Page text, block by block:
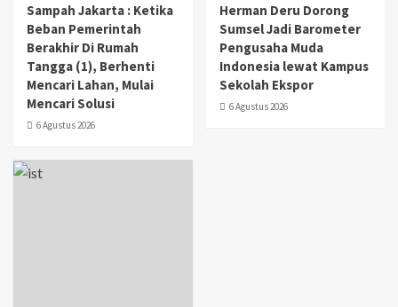
Sampah Jakarta : Ketika
Beban Pemerintah
Berakhir Di Rumah
Tangga (1), Berhenti
Mencari Lahan, Mulai
Mencari Solusi
6 Agustus 2026
Herman Deru Dorong
Sumsel Jadi Barometer
Pengusaha Muda
Indonesia lewat Kampus
Sekolah Ekspor
6 Agustus 2026